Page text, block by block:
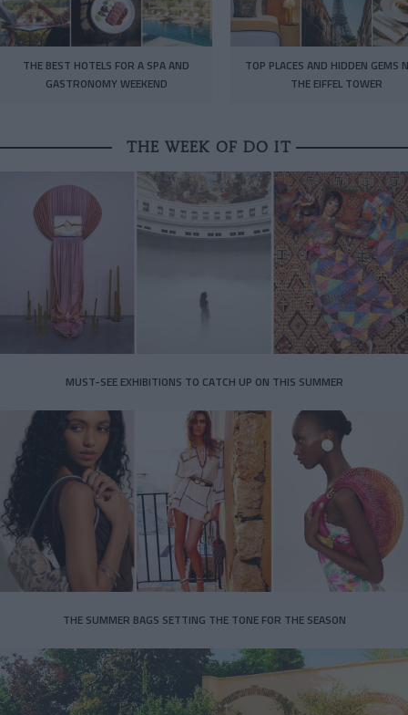
THE BEST HOTELS FOR A SPA AND
GASTRONOMY WEEKEND
TOP PLACES AND HIDDEN GEMS
THE EIFFEL TOWER
THE WEEK OF DO IT
MUST-SEE EXHIBITIONS TO CATCH UP ON THIS SUMMER
THE SUMMER BAGS SETTING THE TONE FOR THE SEASON